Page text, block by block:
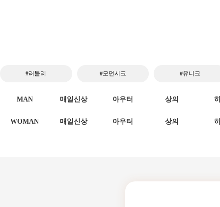
#러블리 #모던시크 #유니크
MAN 매일신상 아우터 상의
WOMAN 매일신상 아우터 상의